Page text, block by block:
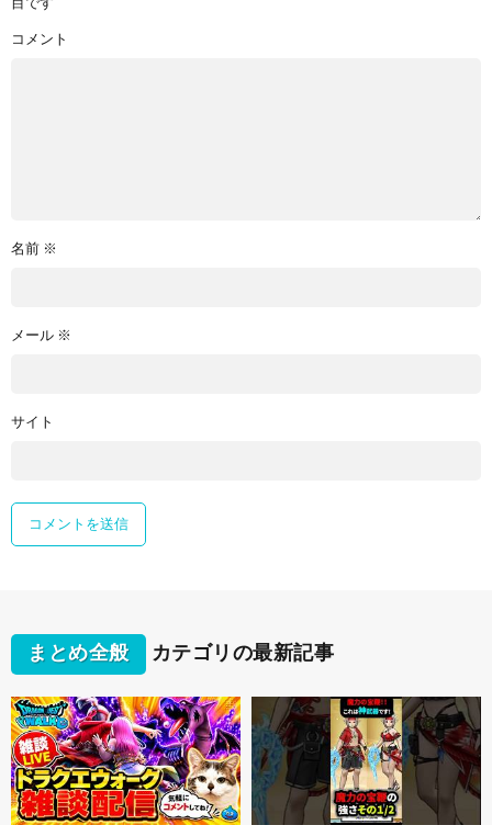
目です
コメント
名前 ※
メール ※
サイト
まとめ全般 カテゴリの最新記事